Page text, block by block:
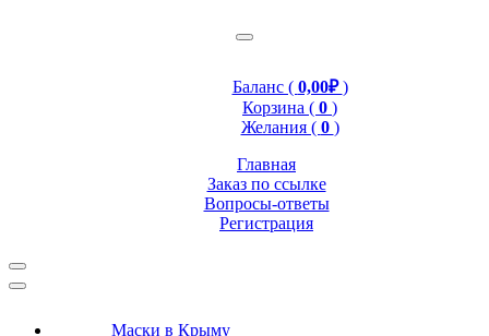
Баланс ( 0,00₽)
Корзина ( 0 )
Желания ( 0 )
Главная
Заказ по ссылке
Вопросы-ответы
Регистрация
Маски в Крыму